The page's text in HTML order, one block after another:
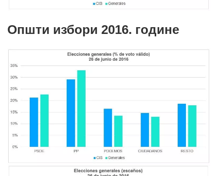
Општи избори 2016. године